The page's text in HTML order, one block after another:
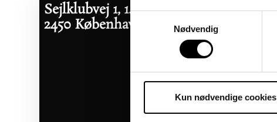
Samtykkevalg
Nødvendig
Kun nødvendige cookies
Sejlklubvej 1, 1. tv
2450 København SV